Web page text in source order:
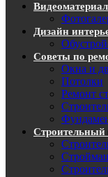
Дизайн
Советы по
Окна и
Потолки
Ремонт
Строительный